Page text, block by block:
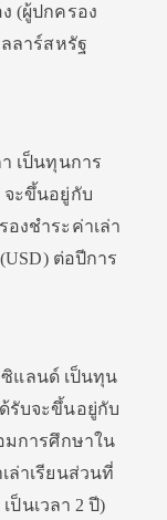
(ผู้ปกครอง
ลลาร์สหรัฐ
เป็นทุนการ
จะขึ้นอยู่กับ
องชำระค่าเล่า
ต่อปีการ
ซิแลนด์ เป็นทุน
รับจะขึ้นอยู่กับ
มการศึกษาใน
ล่าเรียนส่วนที่
ป็นเวลา 2 ปี)